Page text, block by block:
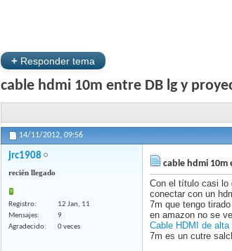
+ Responder tema
cable hdmi 10m entre DB lg y
14/11/2012, 09:56
jrc1908
recién llegado
Registro
12 Jan, 11
Mensajes
9
Agradecido
0 veces
cable hdmi
Con el título casi lo
conectar con un
7m que tengo
en amazon no se
Cable HDMI de
7m es un cutre